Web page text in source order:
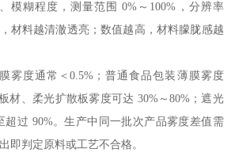
模糊程度，测量范围
0% ～ 100% ，分辨率
材料越清澈透亮；数值越高，材料朦胧感越
雾度通常＜0.5% ；普通食品包装薄膜雾度
材、柔光扩散板雾度可达 30%～80% ；遮光
超过 90%。生产中同一批次产品雾度差值需
即判定原料或工艺不合格。